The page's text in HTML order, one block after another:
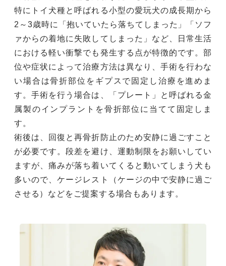
特にトイ犬種と呼ばれる小型の愛玩犬の成長期から
2～3歳時に「抱いていたら落ちてしまった」「ソフ
ァからの着地に失敗してしまった」など、日常生活
における軽い衝撃でも発生する点が特徴的です。部
位や症状によって治療方法は異なり、手術を行わな
い場合は骨折部位をギプスで固定し治療を進めま
す。手術を行う場合は、「プレート」と呼ばれる金
属製のインプラントを骨折部位に当てて固定しま
す。
術後は、回復と再骨折防止のため安静に過ごすこと
が必要です。段差を避け、運動制限をお願いしてい
ますが、痛みが落ち着いてくると動いてしまう犬も
多いので、ケージレスト（ケージの中で安静に過ご
させる）などをご提案する場合もあります。